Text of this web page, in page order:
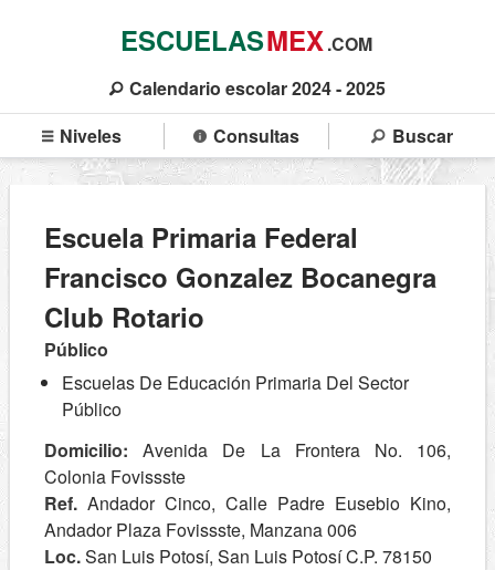
ESCUELASMEX.COM
Calendario escolar 2024 - 2025
Niveles
Consultas Buscar
Escuela Primaria Federal
Francisco Gonzalez Bocanegra
Club Rotario
Público
Escuelas De Educación Primaria Del Sector
Público
Domicilio: Avenida De La Frontera No. 106,
Colonia Fovissste
Ref. Andador Cinco, Calle Padre Eusebio Kino,
Andador Plaza Fovissste, Manzana 006
Loc.San Luis Potosí, San Luis Potosí C.P. 78150